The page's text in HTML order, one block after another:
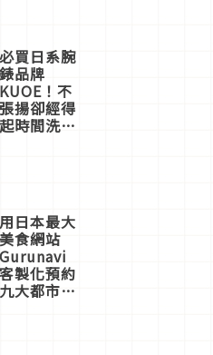
必買日系腕
錶品牌
KUOE！不
張揚卻經得
起時間洗鍊
用日本最大
美食網站
Gurunavi
客製化預約
九大都市餐